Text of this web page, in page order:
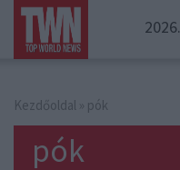
Kezdőoldal » pók
pók